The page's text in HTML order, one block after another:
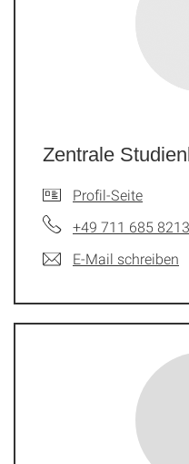
Zentrale
Profil-Seite
+49 711 685
E-Mail schreiben